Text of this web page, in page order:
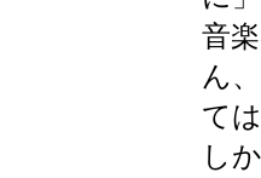
音
ん
て
し